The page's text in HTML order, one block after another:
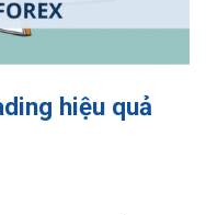
hiệu quả